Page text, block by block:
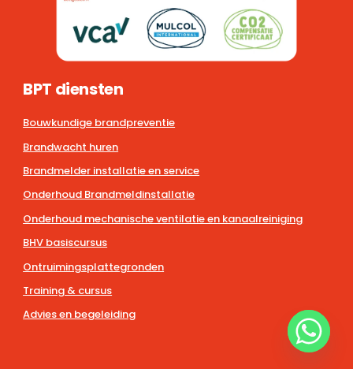
BPT diensten
Bouwkundige brandpreventie
Brandwacht huren
Brandmelder installatie en service
Onderhoud Brandmeldinstallatie
Onderhoud mechanische ventilatie en kanaalreiniging
BHV basiscursus
Ontruimingsplattegronden
Training & cursus
Advies en begeleiding